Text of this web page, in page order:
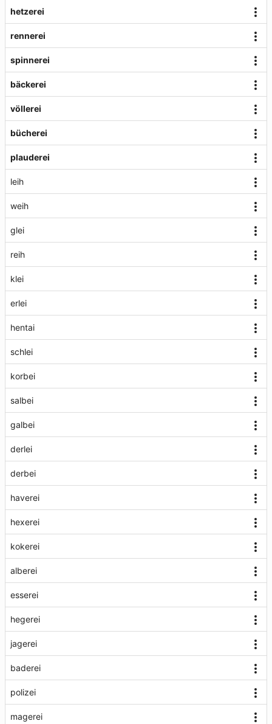
hetzerei
rennerei
spinnerei
bäckerei
völlerei
bücherei
plauderei
leih
weih
glei
reih
klei
erlei
hentai
schlei
korbei
salbei
galbei
derlei
derbei
haverei
hexerei
kokerei
alberei
esserei
hegerei
jagerei
baderei
polizei
magerei